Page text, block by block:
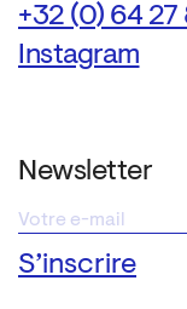
+32 (0) 64 27
Instagram
Newsletter